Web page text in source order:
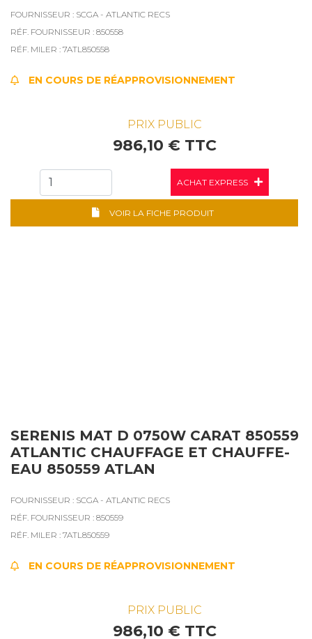
FOURNISSEUR : SCGA - ATLANTIC RECS
RÉF. FOURNISSEUR : 850558
RÉF. MILER : 7ATL850558
EN COURS DE RÉAPPROVISIONNEMENT
PRIX PUBLIC
986,10 € TTC
ACHAT EXPRESS
VOIR LA FICHE PRODUIT
SERENIS MAT D 0750W CARAT 850559
ATLANTIC CHAUFFAGE ET CHAUFFE-
EAU 850559 ATLAN
FOURNISSEUR : SCGA - ATLANTIC RECS
RÉF. FOURNISSEUR : 850559
RÉF. MILER : 7ATL850559
EN COURS DE RÉAPPROVISIONNEMENT
PRIX PUBLIC
986,10 € TTC